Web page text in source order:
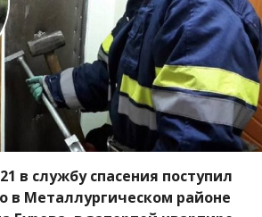
в службу спасения поступил
в Металлургическом районе